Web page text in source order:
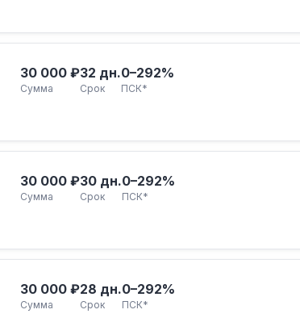
30 000 ₽
Сумма
32 дн.
Срок
0–292%
ПСК*
30 000 ₽
Сумма
30 дн.
Срок
0–292%
ПСК*
30 000 ₽
Сумма
28 дн.
Срок
0–292%
ПСК*